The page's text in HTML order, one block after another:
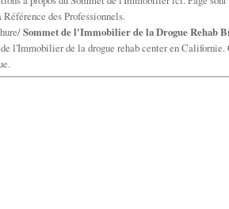
des Professionnels.
Sommet de l'Immobilier de la Drogue Rehab
l'Immobilier de la drogue rehab center en Californie.